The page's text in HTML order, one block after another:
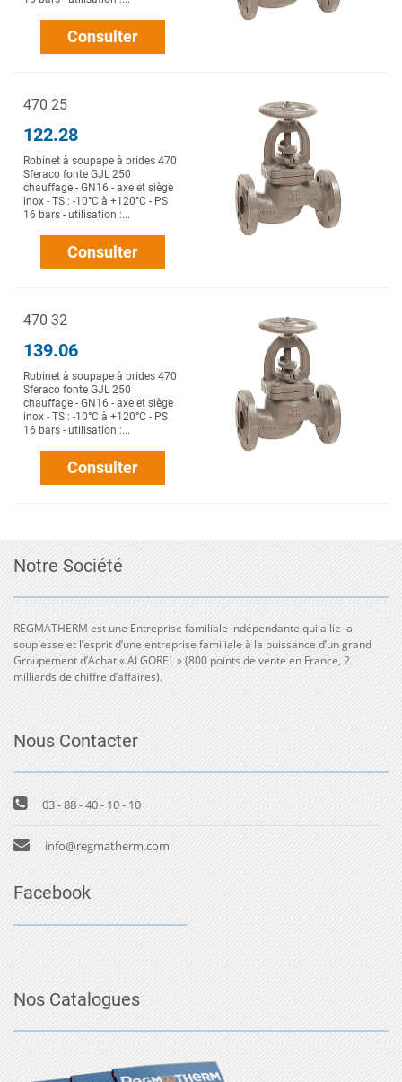
Consulter
470 25
122.28
Robinet à soupape à brides 470
Sferaco fonte GJL 250
chauffage - GN16 - axe et siège
inox - TS : -10°C à +120°C - PS
16 bars - utilisation :...
Consulter
470 32
139.06
Robinet à soupape à brides 470
Sferaco fonte GJL 250
chauffage - GN16 - axe et siège
inox - TS : -10°C à +120°C - PS
16 bars - utilisation :...
Consulter
Notre Société
REGMATHERM est une Entreprise familiale indépendante qui allie la
souplesse et l’esprit d’une entreprise familiale à la puissance d’un grand
Groupement d’Achat « ALGOREL » (800 points de vente en France, 2
milliards de chiffre d’affaires).
Nous Contacter
03 - 88 - 40 - 10 - 10
info@regmatherm.com
Facebook
Nos Catalogues